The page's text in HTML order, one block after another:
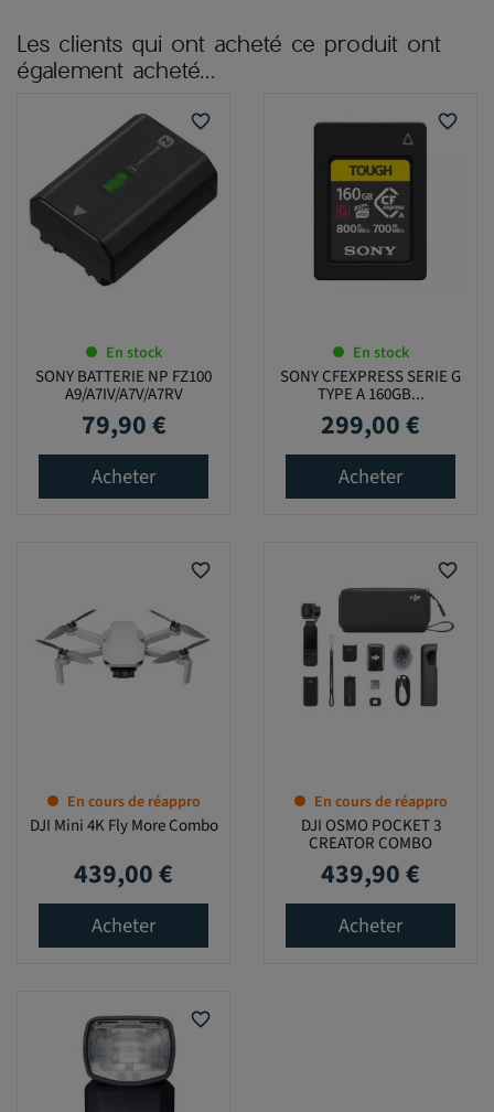
Les clients qui ont acheté ce produit ont
également acheté...
favorite_border
En stock
SONY BATTERIE NP FZ100
A9/A7IV/A7V/A7RV
Prix
79,90 €
Acheter
favorite_border
En stock
SONY CFEXPRESS SERIE G
TYPE A 160GB...
Prix
299,00 €
Acheter
favorite_border
En cours de réappro
DJI Mini 4K Fly More Combo
Prix
439,00 €
Acheter
favorite_border
En cours de réappro
DJI OSMO POCKET 3
CREATOR COMBO
Prix
439,90 €
Acheter
favorite_border